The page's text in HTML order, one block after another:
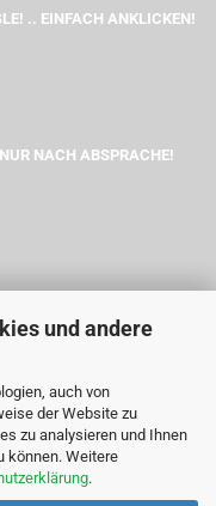
und andere
auch von
der Website zu
zu analysieren und Ihnen
können. Weitere
.
.. EINFACH ANKLICKEN!
NACH ABSPRACHE!